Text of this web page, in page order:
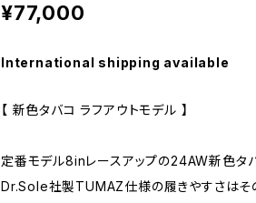
¥77,000
International shipping available
【 新色タバコ ラフアウトモデル 】
定番モデル8inレースアップの24AW新色タ
Dr.Sole社製TUMAZ仕様の履きやすさはそ